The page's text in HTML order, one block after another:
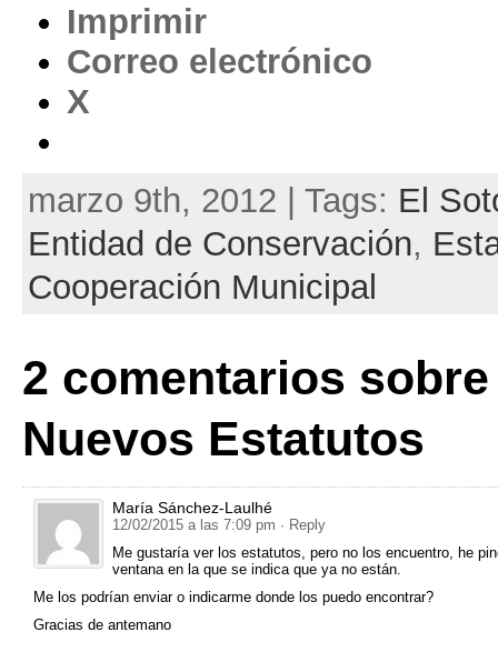
Imprimir
Correo electrónico
X
marzo 9th, 2012 | Tags: El
Entidad de Conservación,
Cooperación Municipal
2 comentarios
Nuevos Estatutos
María Sánchez-Laulhé
12/02/2015 a las 7:09 pm · Reply
Me gustaría ver los estatutos, pero no los encuentro, he
ventana en la que se indica que ya no están.
Me los podrían enviar o indicarme donde los puedo encontrar?
Gracias de antemano